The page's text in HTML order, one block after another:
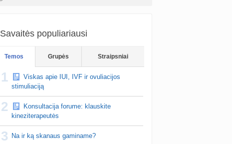
Savaitės populiariausi
Temos Grupės Straipsniai
1
Viskas apie IUI, IVF ir ovuliacijos
stimuliaciją
2
Konsultacija forume: klauskite
kineziterapeutės
3 Na ir ką skanaus gaminame?